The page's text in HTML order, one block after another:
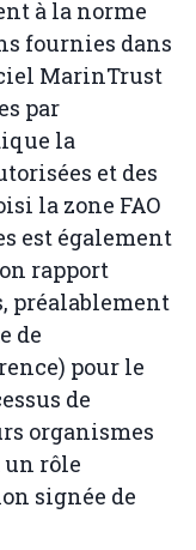
à la norme
fournies dans
MarinTrust
par
la
et des
la zone FAO
est également
rapport
préalablement
de
pour le
de
organismes
rôle
signée de